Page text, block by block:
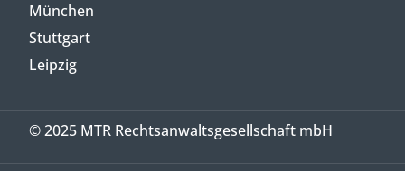
München
Stuttgart
Leipzig
© 2025 MTR Rechtsanwaltsgesellschaft mbH